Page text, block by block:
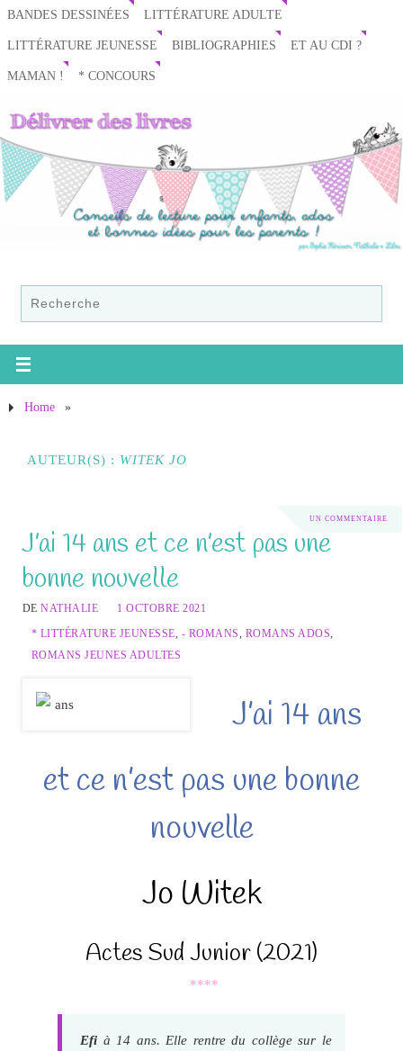
BANDES DESSINÉES LITTÉRATURE ADULTE
LITTÉRATURE JEUNESSE BIBLIOGRAPHIES ET AU CDI ?
MAMAN ! * CONCOURS
Home »
AUTEUR(S) : WITEK JO
UN COMMENTAIRE
J’ai 14 ans et ce n’est pas une
bonne nouvelle
DENATHALIE
1 OCTOBRE 2021
* LITTÉRATURE JEUNESSE, - ROMANS, ROMANS ADOS,
ROMANS JEUNES ADULTES
J’ai 14 ans
et ce n’est pas une bonne
nouvelle
Jo Witek
Actes Sud Junior (2021)
****
Efià 14 ans. Elle rentre du collège sur le